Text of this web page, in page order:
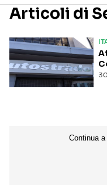
Articoli di